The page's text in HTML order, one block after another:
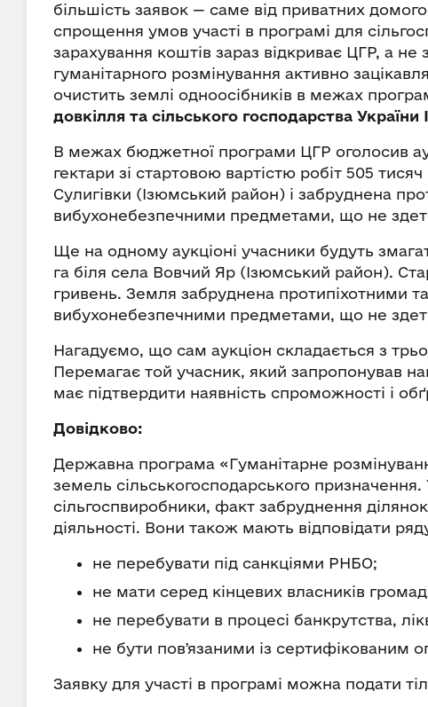
більшість заявок — саме від приватних
спрощення умов участі в програмі для
зарахування коштів зараз відкриває ЦГР, а
гуманітарного розмінування активно
очистить землі одноосібників в межах
довкілля та сільського господарства України
В межах бюджетної програми ЦГР оголосив
гектари зі стартовою вартістю робіт 505
Сулигівки (Ізюмський район) і забруднена
вибухонебезпечними предметами, що не
Ще на одному аукціоні учасники будуть
га біля села Вовчий Яр (Ізюмський район).
гривень. Земля забруднена протипіхотними
вибухонебезпечними предметами, що не
Нагадуємо, що сам аукціон складається з
Перемагає той учасник, який запропонував
має підтвердити наявність спроможності і
Довідково:
Державна програма «Гуманітарне
земель сільськогосподарського
сільгоспвиробники, факт забруднення
діяльності. Вони також мають відповідати
не перебувати під санкціями РНБО;
не мати серед кінцевих власників
не перебувати в процесі банкрутства,
не бути повʼязаними із
Заявку для участі в програмі можна подати